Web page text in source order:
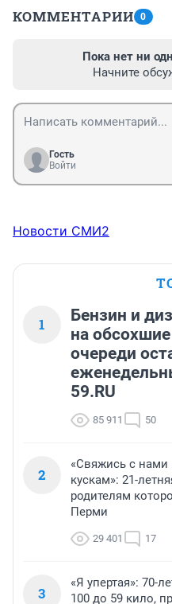
КОММЕНТАРИИ 0
Пока нет ни
Начните
Гость
Войти
Новости СМИ2
1
Бензин и
на
очереди
59.RU
85 911 50
2
«Свяжись с
кускам»: 21-
родителям
Перми
29 401 17
3
«Я упертая»: 70-
100 до 59 кило,